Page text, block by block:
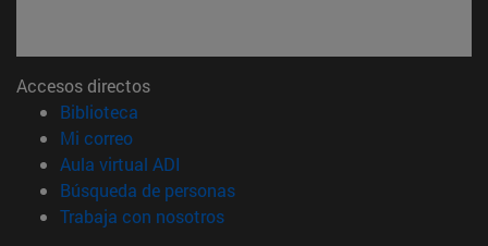
Accesos directos
Biblioteca
Mi correo(abre en nueva ventana)
Aula virtual ADI
Búsqueda de personas(abre en nueva ventana)
Trabaja con nosotros(abre en nueva ventana)